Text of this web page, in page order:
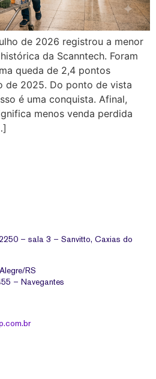
de 2026 registrou a menor
da Scanntech. Foram
queda de 2,4 pontos
de 2025. Do ponto de vista
é uma conquista. Afinal,
menos venda perdida
– sala 3 – Sanvitto, Caxias do
RS
– Navegantes